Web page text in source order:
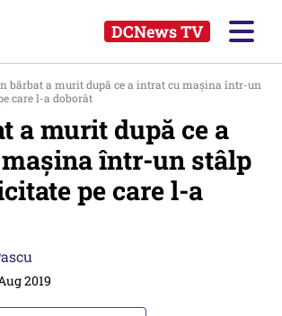
DCNews TV
bărbat a murit după ce a intrat cu mașina într-un
care l-a doborât
a murit după ce a
într-un stâlp
pe care l-a
2019